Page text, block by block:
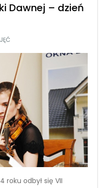
Dawnej – dzień
roku odbył się VII